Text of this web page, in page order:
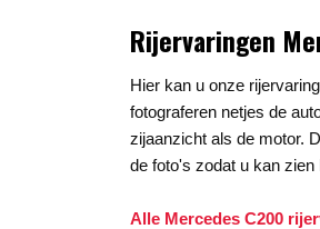
Rijervaringen
Hier kan u onze
fotograferen netjes de
zijaanzicht als de motor.
de foto's zodat u kan zien
Alle Mercedes C200